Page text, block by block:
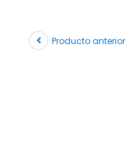
Producto anterior